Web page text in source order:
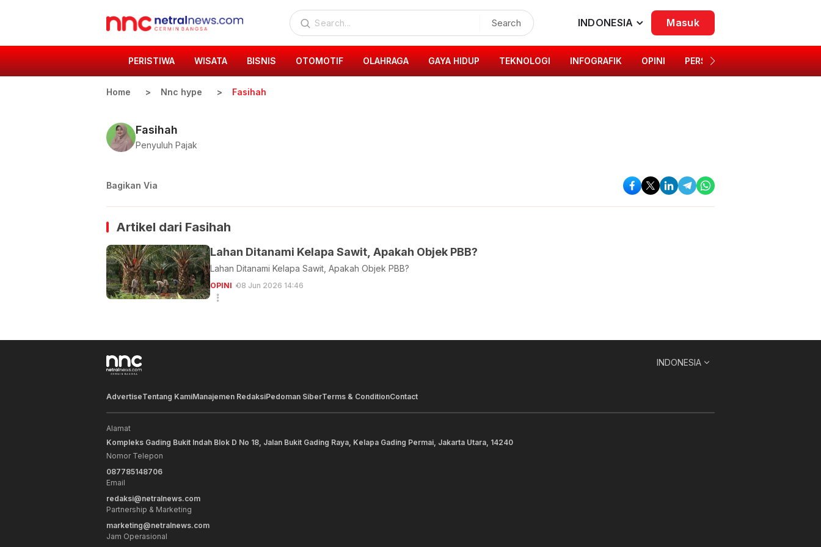
Search INDONESIA Masuk
PERISTIWA WISATA BISNIS OTOMOTIF OLAHRAGA GAYA HIDUP TEKNOLOGI INFOGRAFIK OPINI PERSONA
Home Nnc hype Fasihah
Fasihah
Penyuluh Pajak
Bagikan Via
Artikel dari Fasihah
Lahan Ditanami Kelapa Sawit, Apakah Objek PBB?
Lahan Ditanami Kelapa Sawit, Apakah Objek PBB?
OPINI 08 Jun 2026 14:46
INDONESIA
AdvertiseTentang KamiManajemen RedaksiPedoman SiberTerms & ConditionContact
Alamat
Kompleks Gading Bukit Indah Blok D No 18, Jalan Bukit Gading Raya, Kelapa Gading Permai, Jakarta Utara, 14240
Nomor Telepon
087785148706
Email
redaksi@netralnews.com
Partnership & Marketing
marketing@netralnews.com
Jam Operasional